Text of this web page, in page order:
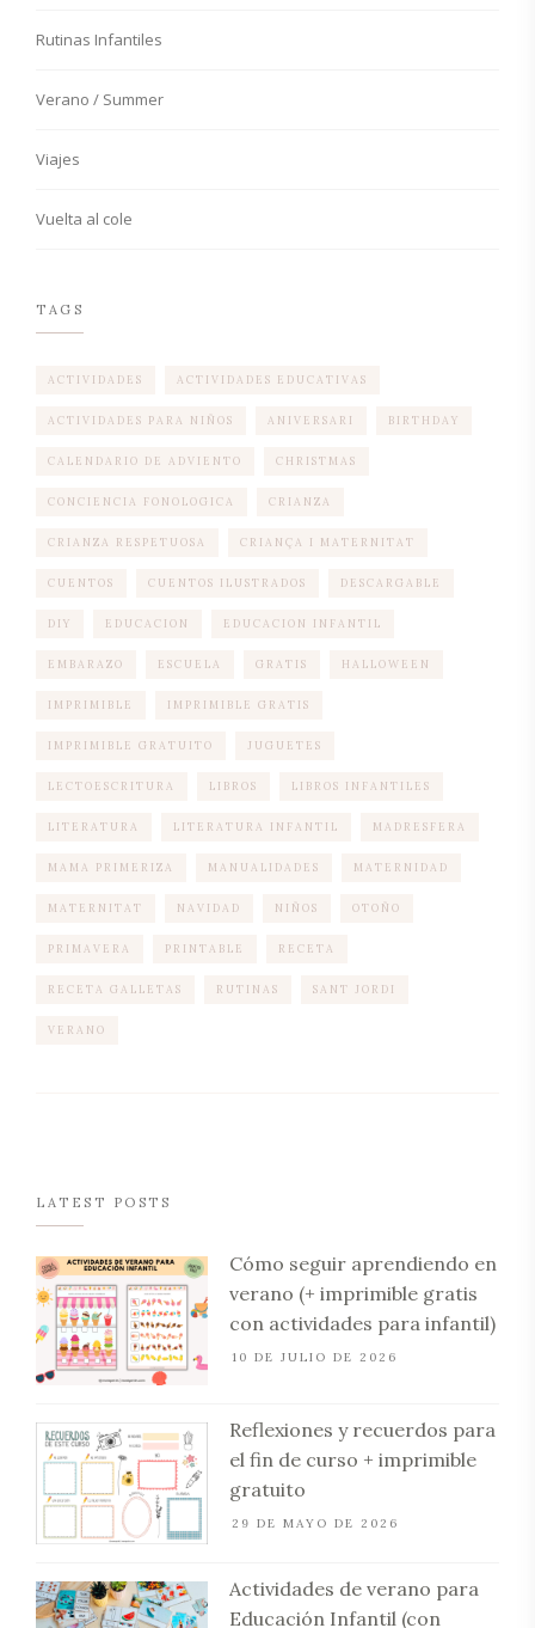
Rutinas Infantiles
Verano / Summer
Viajes
Vuelta al cole
TAGS
ACTIVIDADES ACTIVIDADES EDUCATIVAS
ACTIVIDADES PARA NIÑOS ANIVERSARI BIRTHDAY
CALENDARIO DE ADVIENTO CHRISTMAS
CONCIENCIA FONOLOGICA CRIANZA
CRIANZA RESPETUOSA CRIANÇA I MATERNITAT
CUENTOS CUENTOS ILUSTRADOS DESCARGABLE
DIY EDUCACION EDUCACION INFANTIL
EMBARAZO ESCUELA GRATIS HALLOWEEN
IMPRIMIBLE IMPRIMIBLE GRATIS
IMPRIMIBLE GRATUITO JUGUETES
LECTOESCRITURA LIBROS LIBROS INFANTILES
LITERATURA LITERATURA INFANTIL MADRESFERA
MAMA PRIMERIZA MANUALIDADES MATERNIDAD
MATERNITAT NAVIDAD NIÑOS OTOÑO
PRIMAVERA PRINTABLE RECETA
RECETA GALLETAS RUTINAS SANT JORDI
VERANO
LATEST POSTS
Cómo seguir aprendiendo en
verano (+ imprimible gratis
con actividades para infantil)
10 DE JULIO DE 2026
Reflexiones y recuerdos para
el fin de curso + imprimible
gratuito
29 DE MAYO DE 2026
Actividades de verano para
Educación Infantil (con